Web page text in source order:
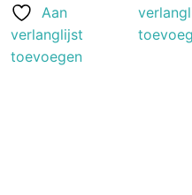
Aan
verlanglijst
toevoegen